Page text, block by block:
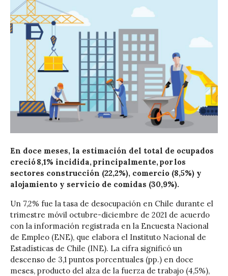
En doce meses, la estimación del total de ocupados
creció 8,1% incidida, principalmente, por los
sectores construcción (22,2%), comercio (8,5%) y
alojamiento y servicio de comidas (30,9%).
Un 7,2% fue la tasa de desocupación en Chile durante el
trimestre móvil octubre-diciembre de 2021 de acuerdo
con la información registrada en la Encuesta Nacional
de Empleo (ENE), que elabora el Instituto Nacional de
Estadísticas de Chile (INE). La cifra significó un
descenso de 3,1 puntos porcentuales (pp.) en doce
meses, producto del alza de la fuerza de trabajo (4,5%),